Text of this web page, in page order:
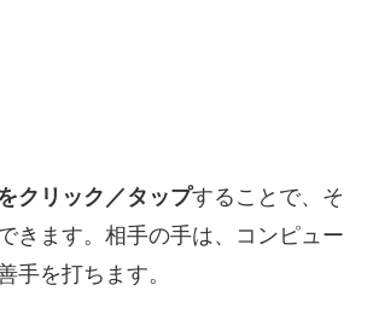
クリック／タップすることで、そ
きます。相手の手は、コンピュー
手を打ちます。